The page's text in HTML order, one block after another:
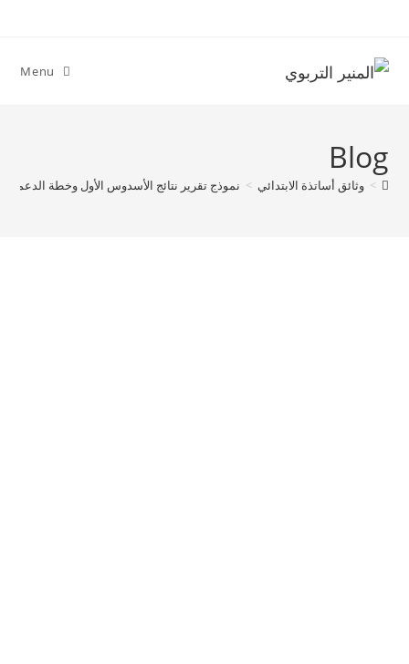
content
Menu
Blog
> وثائق أساتذة الابتدائي > نموذج تقرير نتائج الأسدوس الأول وخطة